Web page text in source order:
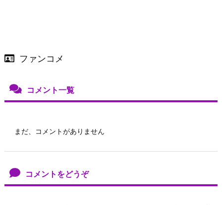
ファンコメ
コメント一覧
まだ、コメントがありません
コメントをどうぞ